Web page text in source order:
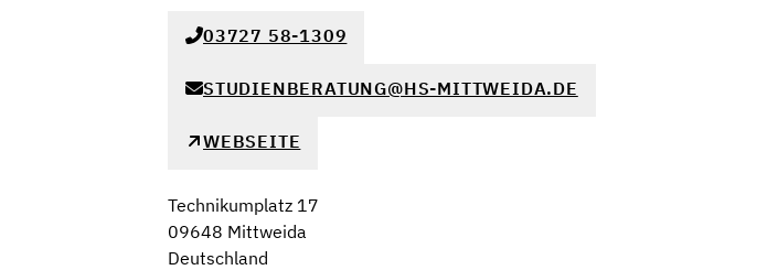
03727 58-1309
STUDIENBERATUNG@HS-MITTWEIDA.DE
WEBSEITE
Technikumplatz 17
09648 Mittweida
Deutschland